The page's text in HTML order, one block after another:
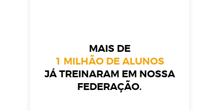
MAIS DE
1 MILHÃO DE ALUNOS
JÁ TREINARAM EM NOSSA
FEDERAÇÃO.